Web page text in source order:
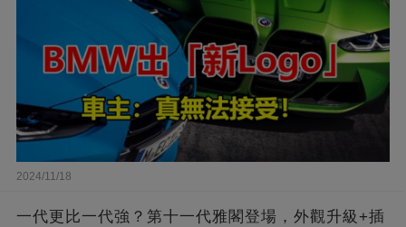
2024/11/18
一代更比一代強？第十一代雅閣登場，外觀升級+插